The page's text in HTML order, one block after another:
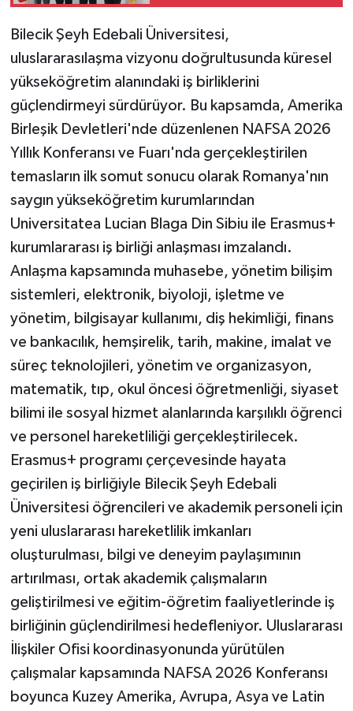
Bilecik Şeyh Edebali Üniversitesi,
uluslararasılaşma vizyonu doğrultusunda küresel
yükseköğretim alanındaki iş birliklerini
güçlendirmeyi sürdürüyor. Bu kapsamda, Amerika
Birleşik Devletleri'nde düzenlenen NAFSA 2026
Yıllık Konferansı ve Fuarı'nda gerçekleştirilen
temasların ilk somut sonucu olarak Romanya'nın
saygın yükseköğretim kurumlarından
Universitatea Lucian Blaga Din Sibiu ile Erasmus+
kurumlararası iş birliği anlaşması imzalandı.
Anlaşma kapsamında muhasebe, yönetim bilişim
sistemleri, elektronik, biyoloji, işletme ve
yönetim, bilgisayar kullanımı, diş hekimliği, finans
ve bankacılık, hemşirelik, tarih, makine, imalat ve
süreç teknolojileri, yönetim ve organizasyon,
matematik, tıp, okul öncesi öğretmenliği, siyaset
bilimi ile sosyal hizmet alanlarında karşılıklı öğrenci
ve personel hareketliliği gerçekleştirilecek.
Erasmus+ programı çerçevesinde hayata
geçirilen iş birliğiyle Bilecik Şeyh Edebali
Üniversitesi öğrencileri ve akademik personeli için
yeni uluslararası hareketlilik imkanları
oluşturulması, bilgi ve deneyim paylaşımının
artırılması, ortak akademik çalışmaların
geliştirilmesi ve eğitim-öğretim faaliyetlerinde iş
birliğinin güçlendirilmesi hedefleniyor. Uluslararası
İlişkiler Ofisi koordinasyonunda yürütülen
çalışmalar kapsamında NAFSA 2026 Konferansı
boyunca Kuzey Amerika, Avrupa, Asya ve Latin
İNSAN
İş Dünyası
Jandarma
Kadın
KÜLTÜR SANAT
Otomobil
POLİTİKA
SİYASET
SPOR HABERLERİ
TEKNOLOJİ
Turizm
ÜLKE GÜNDEMİ
YAŞAM
YEREL
Yerel Haberler